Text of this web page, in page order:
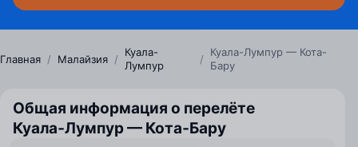
Главная / Малайзия /
Куала-
Лумпур
/
Куала-Лумпур — Кота-
Бару
Общая информация о перелёте
Куала‑Лумпур — Кота‑Бару